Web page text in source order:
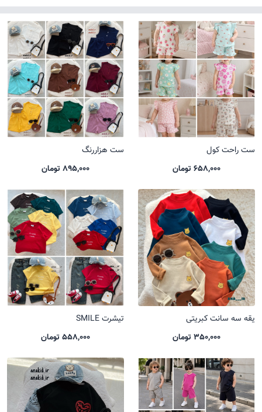
ست راحت کول
658,000 تومان
ست هزاررنگ
895,000 تومان
یقه سه سانت کبریتی
350,000 تومان
تیشرت SMILE
558,000 تومان